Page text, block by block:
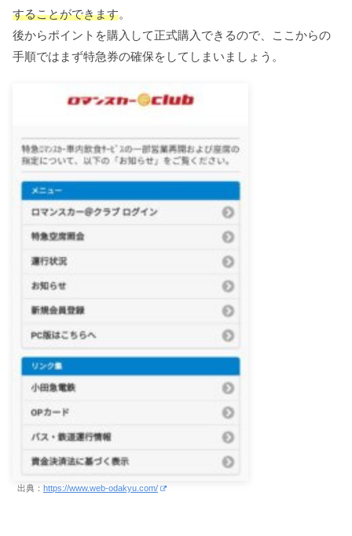
することができます。
後からポイントを購入して正式購入できるので、ここからの
手順ではまず特急券の確保をしてしまいましょう。
出典： https://www.web-odakyu.com/